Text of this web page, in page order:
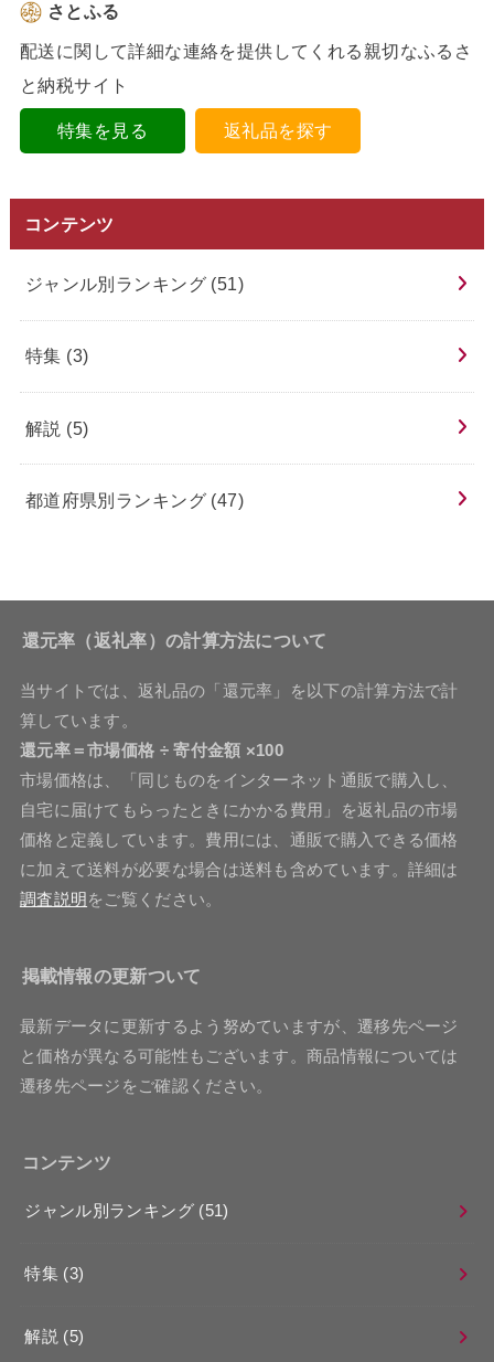
さとふる
配送に関して詳細な連絡を提供してくれる親切なふるさ
と納税サイト
特集を見る 返礼品を探す
コンテンツ
ジャンル別ランキング (51)
特集 (3)
解説 (5)
都道府県別ランキング (47)
還元率（返礼率）の計算方法について
当サイトでは、返礼品の「還元率」を以下の計算方法で計
算しています。
還元率＝市場価格 ÷ 寄付金額 ×100
市場価格は、「同じものをインターネット通販で購入し、
自宅に届けてもらったときにかかる費用」を返礼品の市場
価格と定義しています。費用には、通販で購入できる価格
に加えて送料が必要な場合は送料も含めています。詳細は
調査説明 をご覧ください。
掲載情報の更新ついて
最新データに更新するよう努めていますが、遷移先ページ
と価格が異なる可能性もございます。商品情報については
遷移先ページをご確認ください。
コンテンツ
ジャンル別ランキング (51)
特集 (3)
解説 (5)